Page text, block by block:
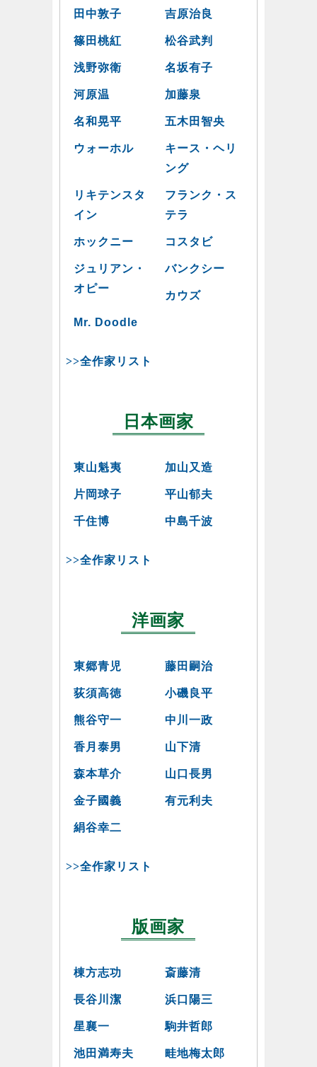
田中敦子 吉原治良
篠田桃紅 松谷武判
浅野弥衛 名坂有子
河原温 加藤泉
名和晃平 五木田智央
ウォーホル
キース・ヘリ
ング
リキテンスタ
イン
フランク・ス
テラ
ホックニー コスタビ
ジュリアン・
オピー
バンクシー
カウズ
Mr. Doodle
>>全作家リスト
日本画家
東山魁夷 加山又造
片岡球子 平山郁夫
千住博 中島千波
>>全作家リスト
洋画家
東郷青児 藤田嗣治
荻須高徳 小磯良平
熊谷守一 中川一政
香月泰男 山下清
森本草介 山口長男
金子國義 有元利夫
絹谷幸二
>>全作家リスト
版画家
棟方志功 斎藤清
長谷川潔 浜口陽三
星襄一 駒井哲郎
池田満寿夫 畦地梅太郎